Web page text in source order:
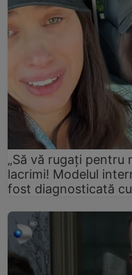
„Să vă rugați pentru
lacrimi! Modelul
fost diagnosticată